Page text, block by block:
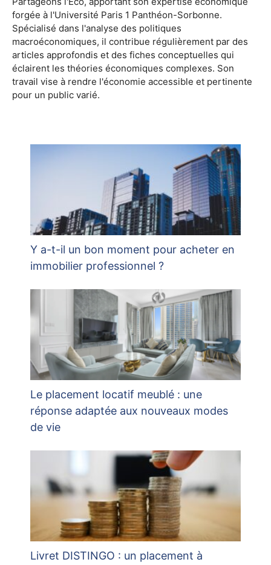
forgée à l'Université Paris 1 Panthéon-Sorbonne.
Spécialisé dans l'analyse des politiques
macroéconomiques, il contribue régulièrement par des
articles approfondis et des fiches conceptuelles qui
éclairent les théories économiques complexes. Son
travail vise à rendre l'économie accessible et pertinente
pour un public varié.
Y a-t-il un bon moment pour acheter en
immobilier professionnel ?
Le placement locatif meublé : une
réponse adaptée aux nouveaux modes
de vie
Livret DISTINGO : un placement à